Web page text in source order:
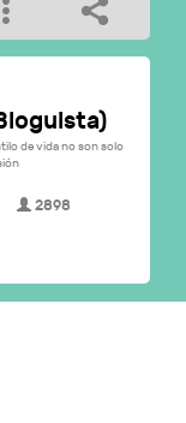
de vida no son solo
2898